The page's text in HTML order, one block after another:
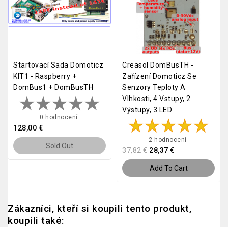
Startovací Sada Domoticz
KIT1 - Raspberry +
DomBus1 + DomBusTH
0 hodnocení
128,00 €
Sold Out
Creasol DomBusTH -
Zařízení Domoticz Se
Senzory Teploty A
Vlhkosti, 4 Vstupy, 2
Výstupy, 3 LED
2 hodnocení
37,82 € 28,37 €
Add To Cart
Zákazníci, kteří si koupili tento produkt,
koupili také: